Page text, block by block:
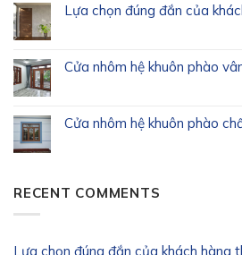
Lựa chọn đúng đắn của
Cửa nhôm hệ khuôn phào
Cửa nhôm hệ khuôn phào
RECENT COMMENTS
Lựa chọn đúng đắn của khách hàng